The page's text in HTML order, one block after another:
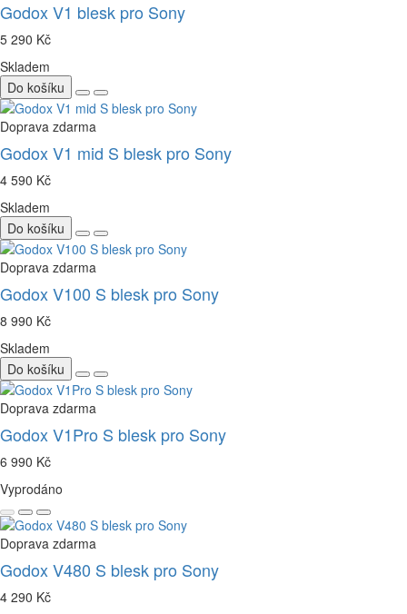
Godox V1 blesk pro Sony
5 290 Kč
Skladem
Do košíku
Doprava zdarma
Godox V1 mid S blesk pro Sony
4 590 Kč
Skladem
Do košíku
Doprava zdarma
Godox V100 S blesk pro Sony
8 990 Kč
Skladem
Do košíku
Doprava zdarma
Godox V1Pro S blesk pro Sony
6 990 Kč
Vyprodáno
Doprava zdarma
Godox V480 S blesk pro Sony
4 290 Kč